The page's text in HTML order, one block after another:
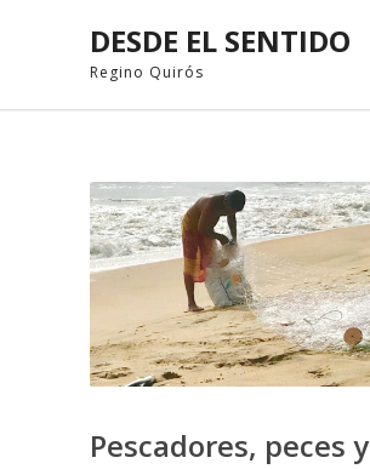
DESDE EL SENTIDO
Regino Quirós
Pescadores, peces y